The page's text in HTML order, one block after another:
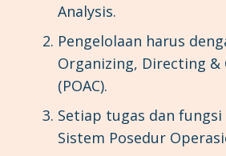
Analysis.
Pengelolaan harus
Organizing, Directing
(POAC).
Setiap tugas dan
Sistem Posedur